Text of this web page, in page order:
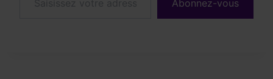
Abonnez-vous